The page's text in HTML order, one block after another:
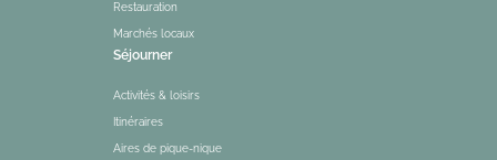
Restauration
Marchés locaux
Séjourner
Activités & loisirs
Itinéraires
Aires de pique-nique